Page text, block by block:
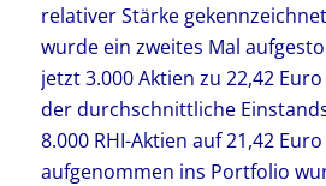
relativer Stärke
wurde ein zweites Mal
jetzt 3.000 Aktien zu 22,42
der durchschnittliche
8.000 RHI-Aktien auf 21,42
aufgenommen ins Portfolio